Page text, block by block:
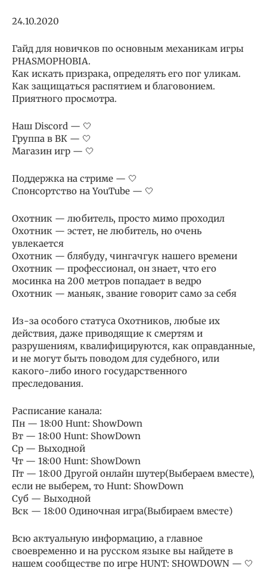
24.10.2020
Гайд для новичков по основным механикам игры
PHASMOPHOBIA.
Как искать призрака, определять его пог уликам.
Как защищаться распятием и благовонием.
Приятного просмотра.
Наш Discord — 🤍
Группа в ВК — 🤍
Магазин игр — 🤍
Поддержка на стриме — 🤍
Спонсортство на YouTube — 🤍
Охотник — любитель, просто мимо проходил
Охотник — эстет, не любитель, но очень
увлекается
Охотник — блябуду, чингачгук нашего времени
Охотник — профессионал, он знает, что его
мосинка на 200 метров попадает в ведро
Охотник — маньяк, звание говорит само за себя
Из-за особого статуса Охотников, любые их
действия, даже приводящие к смертям и
разрушениям, квалифицируются, как оправданные,
и не могут быть поводом для судебного, или
какого-либо иного государственного
преследования.
Расписание канала:
Пн — 18:00 Hunt: ShowDown
Вт — 18:00 Hunt: ShowDown
Ср — Выходной
Чт — 18:00 Hunt: ShowDown
Пт — 18:00 Другой онлайн шутер(Выбераем вместе),
если не выберем, то Hunt: ShowDown
Суб — Выходной
Вск — 18:00 Одиночная игра(Выбираем вместе)
Всю актуальную информацию, а главное
своевременно и на русском языке вы найдете в
нашем сообществе по игре HUNT: SHOWDOWN — 🤍